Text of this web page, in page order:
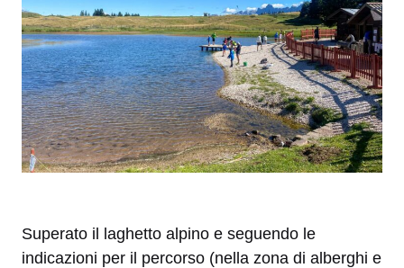
Superato il laghetto alpino e seguendo le
indicazioni per il percorso (nella zona di alberghi e